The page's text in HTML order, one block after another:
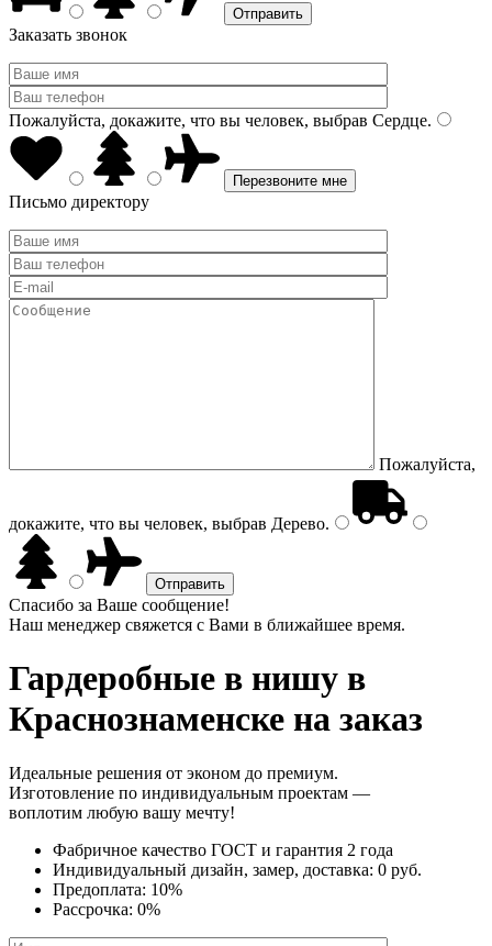
Заказать звонок
Пожалуйста, докажите, что вы человек, выбрав Сердце.
Письмо директору
Пожалуйста,
докажите, что вы человек, выбрав Дерево.
Спасибо за Ваше сообщение!
Наш менеджер свяжется с Вами в ближайшее время.
Гардеробные в нишу в
Краснознаменске на заказ
Идеальные решения от эконом до премиум.
Изготовление по индивидуальным проектам —
воплотим любую вашу мечту!
Фабричное качество ГОСТ и гарантия 2 года
Индивидуальный дизайн, замер, доставка: 0 руб.
Предоплата: 10%
Рассрочка: 0%